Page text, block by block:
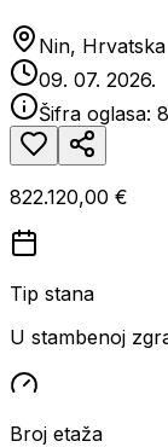
Nin, Hrvatska
09. 07. 2026.
Šifra oglasa:
822.120,00 €
Tip stana
U stambenoj
Broj etaža